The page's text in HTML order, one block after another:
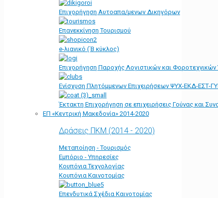
Επιχορήγηση Αυτοαπα/μενων Δικηγόρων
Επανεκκίνηση Τουρισμού
e-λιανικό (΄Β κύκλος)
Επιχορήγηση Παροχής Λογιστικών και
Ενίσχυση Πλητόμμενων Επιχειρήσεων ΨΥΧ-ΕΚΔ-ΕΣΤ-
Έκτακτη Επιχορήγηση σε επιχειρήσεις Γούνας και
ΕΠ «Kεντρική Μακεδονία» 2014-2020
Δράσεις ΠΚΜ (2014 - 2020)
Μεταποίηση - Τουρισμός
Εμπόριο - Υπηρεσίες
Κουπόνια Τεχνολογίας
Κουπόνια Καινοτομίας
Επενδυτικά Σχέδια Καινοτομίας